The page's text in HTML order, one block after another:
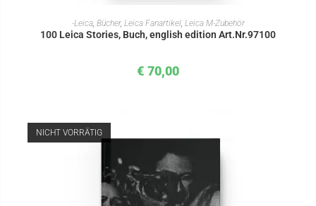
IN DEN WARENKORB
-Leica, Bücher, Leica Fanartikel, Leica M-Zubehör
100 Leica Stories, Buch, english edition Art.Nr.97100
€ 70,00
NICHT VORRÄTIG